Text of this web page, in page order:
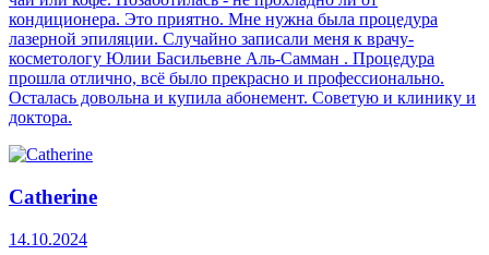
кондиционера. Это приятно. Мне нужна была процедура
лазерной эпиляции. Случайно записали меня к врачу-
косметологу Юлии Басильевне Аль-Самман . Процедура
прошла отлично, всё было прекрасно и профессионально.
Осталась довольна и купила абонемент. Советую и клинику и
доктора.
Catherine
14.10.2024